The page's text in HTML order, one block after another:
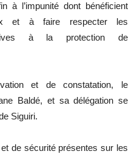
à l’impunité dont bénéficient
et à faire respecter les
à la protection de
et de constatation, le
Baldé, et sa délégation se
Siguiri.
de sécurité présentes sur les